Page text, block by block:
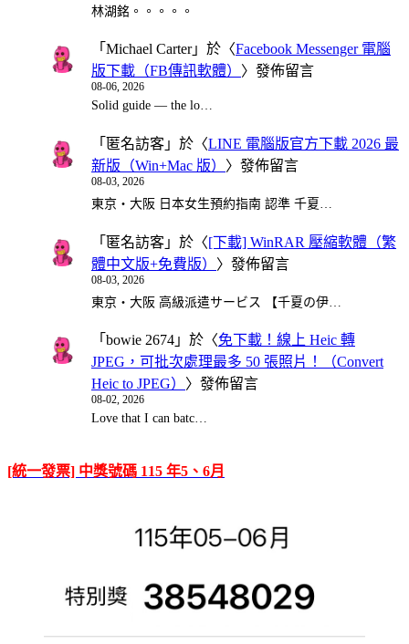
林湖銘。。。。。
「 Michael Carter」於〈Facebook Messenger 電腦
版下載（FB傳訊軟體） 〉發佈留言
08-06, 2026
Solid guide — the lo…
「 匿名訪客 」於〈LINE 電腦版官方下載 2026 最
新版（Win+Mac 版） 〉發佈留言
08-03, 2026
東京・大阪 日本女生預約指南 認準 千夏…
「 匿名訪客 」於〈[下載] WinRAR 壓縮軟體（繁
體中文版+免費版） 〉發佈留言
08-03, 2026
東京・大阪 高級派遣サービス 【千夏の伊…
「 bowie 2674 」於〈免下載！線上 Heic 轉
JPEG，可批次處理最多 50 張照片！（Convert
Heic to JPEG） 〉發佈留言
08-02, 2026
Love that I can batc…
[統一發票] 中獎號碼 115 年5、6月